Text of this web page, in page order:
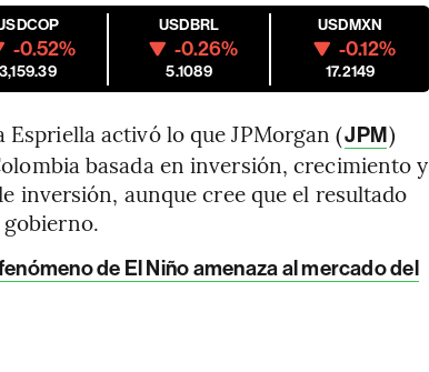
-0.52%
3,159.39
USDBRL
-0.26%
5.1089
USDMXN
-0.12%
17.2149
activó lo que JPMorgan (JPM)
basada en inversión, crecimiento y
inversión, aunque cree que el resultado
de El Niño amenaza al mercado del